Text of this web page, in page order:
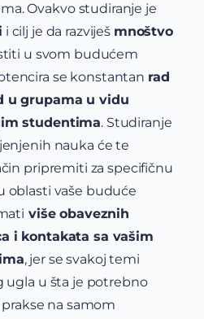
Ovakvo studiranje je
i cilj je da razviješ mnoštvo
u svom budućem
se konstantan rad
u grupama u vidu
studentima. Studiranje
nauka će te
pripremiti za specifičnu
oblasti vaše buduće
više obaveznih
i kontakata sa vašim
, jer se svakoj temi
ugla u šta je potrebno
na samom